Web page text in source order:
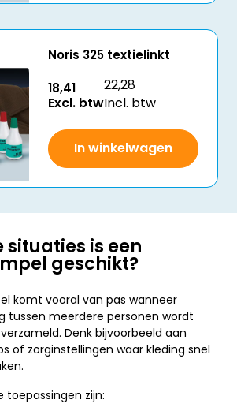
Noris 325 textielinkt
18,41
Excl. btw
22,28
Incl. btw
In winkelwagen
situaties is een
geschikt?
komt vooral van pas wanneer
tussen meerdere personen wordt
Denk bijvoorbeeld aan
of zorginstellingen waar kleding snel
toepassingen zijn: